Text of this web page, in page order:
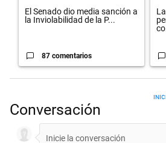
El Senado dio media sanción a
la Inviolabilidad de la P...
87 comentarios
Conversación